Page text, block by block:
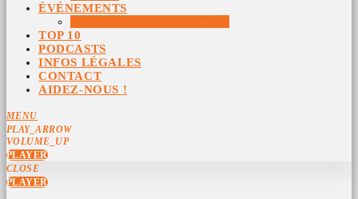
ÉVÉNEMENTS
TOP 10
PODCASTS
INFOS LÉGALES
CONTACT
AIDEZ-NOUS !
MENU
PLAY_ARROW
VOLUME_UP
PLAYER
CLOSE
PLAYER